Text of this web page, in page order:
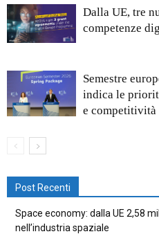
Dalla UE, tre
competenze
Semestre
indica le
e competitività
Post Recenti
Space economy: dalla UE 2,58
nell’industria spaziale